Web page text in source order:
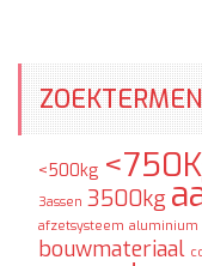
ZOEKTERMEN
<500kg
3assen 3500kg
afzetsysteem aluminium
bouwmateriaal